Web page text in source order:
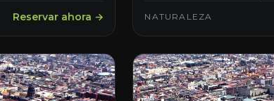
Reservar ahora → NATURALEZA